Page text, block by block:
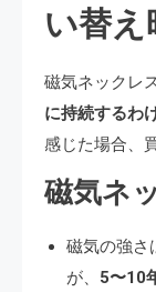
い替え
磁気ネックレ
に持続するわ
感じた場合、
磁気ネ
磁気の強さ
が、 5〜10